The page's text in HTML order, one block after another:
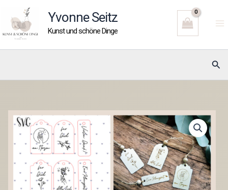
Inhalt
springen
Yvonne Seitz
Kunst und schöne Dinge